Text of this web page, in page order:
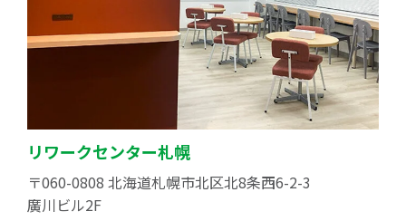
リワークセンター札幌
〒060-0808 北海道札幌市北区北8条西6-2-3
廣川ビル2F